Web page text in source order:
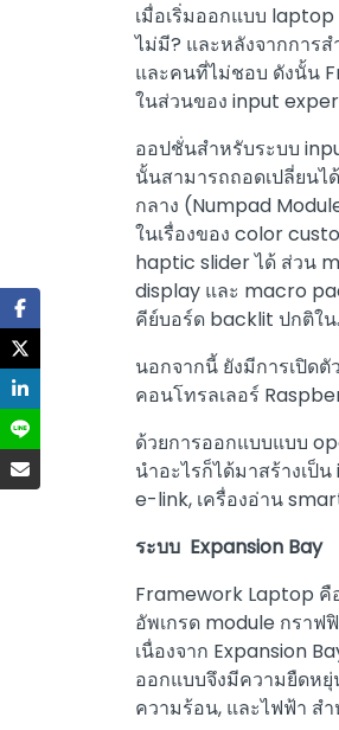
เมื่อเริ่มออกแบบ
ไม่มี? และหลังจากการ
และคนที่ไม่ชอบ ดังนั้น
ในส่วนของ input
ออปชั่นสำหรับระบบ
นั้นสามารถถอดเปลี่ยนไ
กลาง (Numpad
ในเรื่องของ color
haptic slider ได้ ส่วน
display และ macro
คีย์บอร์ด backlit ปกติใ
นอกจากนี้ ยังมีการเปิด
คอนโทรลเลอร์
ด้วยการออกแบบแบบ
นำอะไรก็ได้มาสร้างเป็
e-link, เครื่องอ่าน
ระบบ Expansion Bay
Framework Laptop คื
อัพเกรด module กราฟ
เนื่องจาก Expansion
ออกแบบจึงมีความยืดหยุ่
ความร้อน, และไฟฟ้า สำ